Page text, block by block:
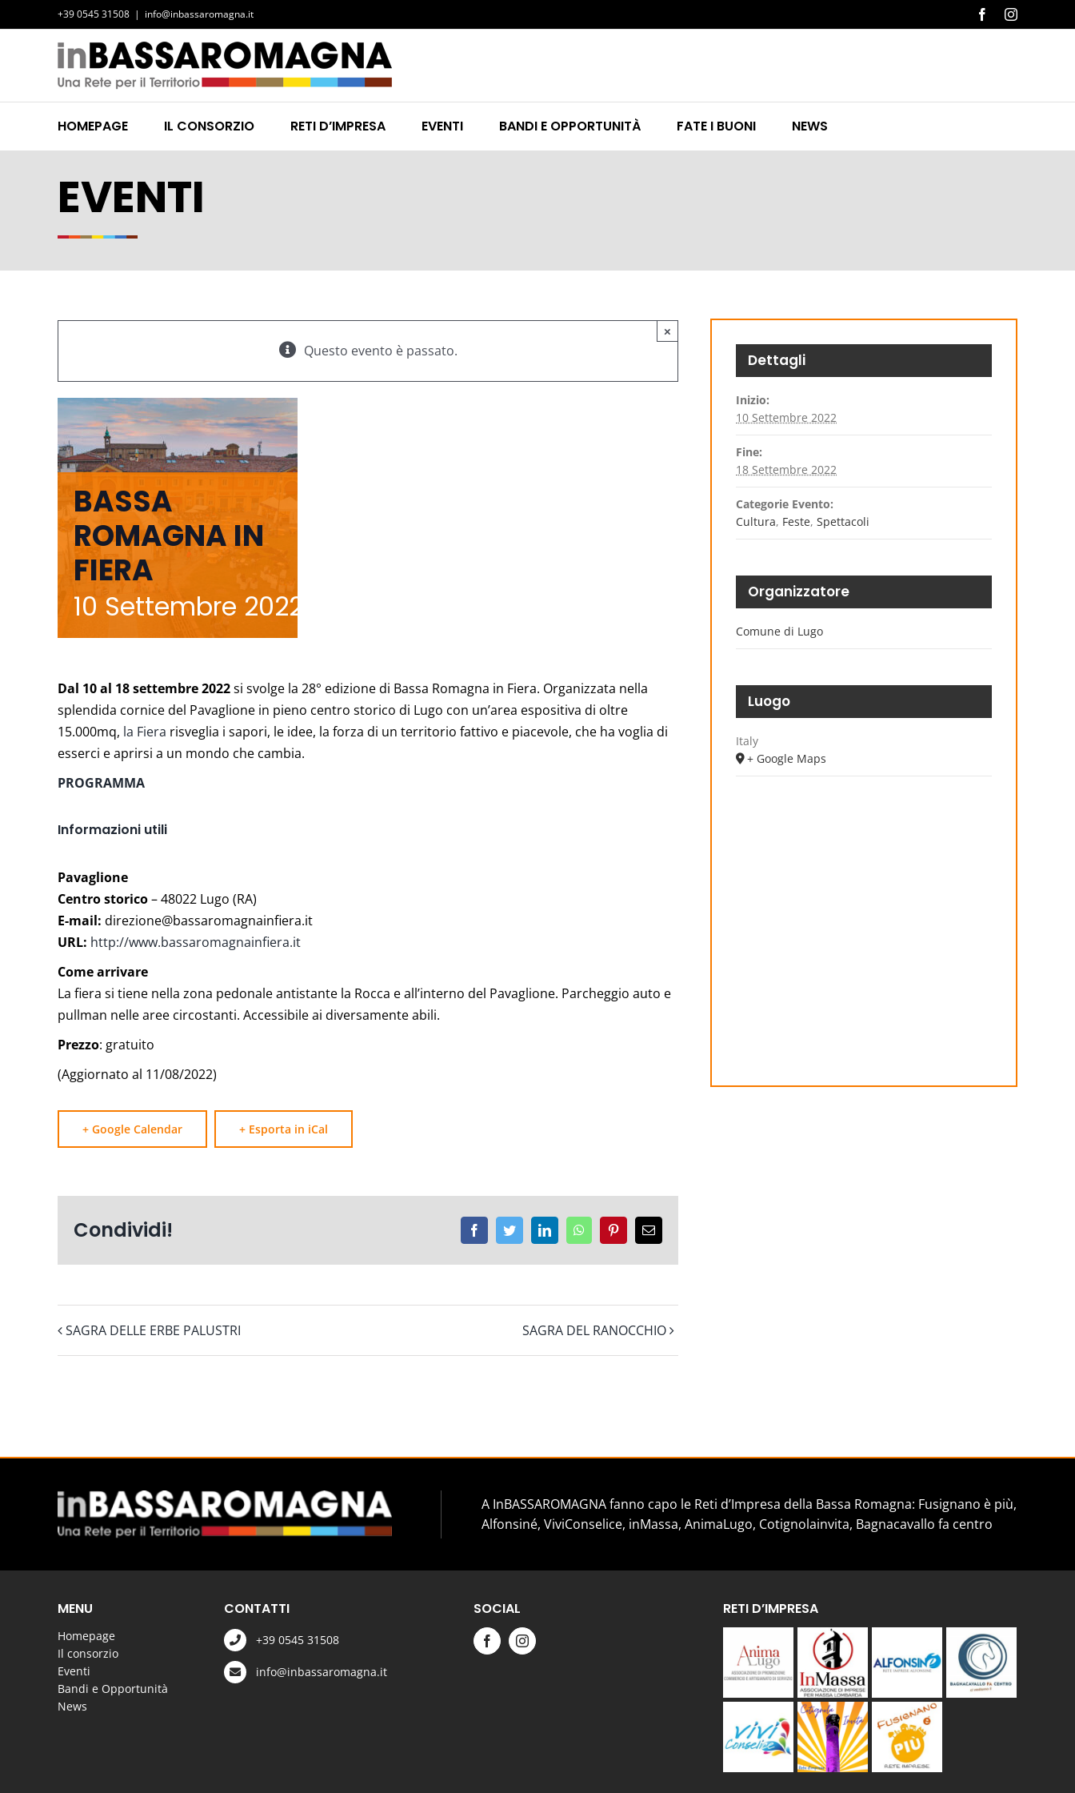
al
contenuto
+39 0545 31508 | info@inbassaromagna.it FacebookInstagram
HOMEPAGE IL CONSORZIO RETI D’IMPRESA EVENTI BANDI E OPPORTUNITÀ FATE I BUONI NEWS
EVENTI
×
Questo evento è passato.
BASSA
ROMAGNA IN
FIERA
10 Settembre 2022
Dal 10 al 18 settembre 2022si svolge la 28° edizione di Bassa Romagna in Fiera. Organizzata nella
splendida cornice del Pavaglione in pieno centro storico di Lugo con un’area espositiva di oltre
15.000mq, la Fiera risveglia i sapori, le idee, la forza di un territorio fattivo e piacevole, che ha voglia di
esserci e aprirsi a un mondo che cambia.
PROGRAMMA
Informazioni utili
Pavaglione
Centro storico– 48022 Lugo (RA)
E-mail: direzione@bassaromagnainfiera.it
URL: http://www.bassaromagnainfiera.it
Come arrivare
La fiera si tiene nella zona pedonale antistante la Rocca e all’interno del Pavaglione. Parcheggio auto e
pullman nelle aree circostanti. Accessibile ai diversamente abili.
Prezzo: gratuito
(Aggiornato al 11/08/2022)
+ Google Calendar + Esporta in iCal
Condividi! FacebookTwitterLinkedInWhatsAppPinterestEmail
SAGRA DELLE ERBE PALUSTRI SAGRA DEL RANOCCHIO
Dettagli
Inizio:
10 Settembre 2022
Fine:
18 Settembre 2022
Categorie Evento:
Cultura, Feste, Spettacoli
Organizzatore
Comune di Lugo
Luogo
Italy
+ Google Maps
A InBASSAROMAGNA fanno capo le Reti d’Impresa della Bassa Romagna: Fusignano è più,
Alfonsiné, ViviConselice, inMassa, AnimaLugo, Cotignolainvita, Bagnacavallo fa centro
MENU
Homepage
Il consorzio
Eventi
Bandi e Opportunità
News
CONTATTI
+39 0545 31508
info@inbassaromagna.it
SOCIAL RETI D’IMPRESA